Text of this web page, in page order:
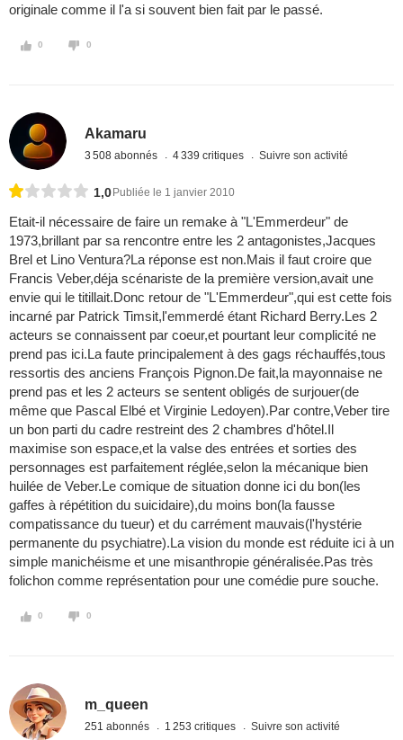
originale comme il l'a si souvent bien fait par le passé.
0 0
Akamaru
3 508 abonnés 4 339 critiques Suivre son activité
1,0 Publiée le 1 janvier 2010
Etait-il nécessaire de faire un remake à "L'Emmerdeur" de
1973,brillant par sa rencontre entre les 2 antagonistes,Jacques
Brel et Lino Ventura?La réponse est non.Mais il faut croire que
Francis Veber,déja scénariste de la première version,avait une
envie qui le titillait.Donc retour de "L'Emmerdeur",qui est cette fois
incarné par Patrick Timsit,l'emmerdé étant Richard Berry.Les 2
acteurs se connaissent par coeur,et pourtant leur complicité ne
prend pas ici.La faute principalement à des gags réchauffés,tous
ressortis des anciens François Pignon.De fait,la mayonnaise ne
prend pas et les 2 acteurs se sentent obligés de surjouer(de
même que Pascal Elbé et Virginie Ledoyen).Par contre,Veber tire
un bon parti du cadre restreint des 2 chambres d'hôtel.Il
maximise son espace,et la valse des entrées et sorties des
personnages est parfaitement réglée,selon la mécanique bien
huilée de Veber.Le comique de situation donne ici du bon(les
gaffes à répétition du suicidaire),du moins bon(la fausse
compatissance du tueur) et du carrément mauvais(l'hystérie
permanente du psychiatre).La vision du monde est réduite ici à un
simple manichéisme et une misanthropie généralisée.Pas très
folichon comme représentation pour une comédie pure souche.
0 0
m_queen
251 abonnés 1 253 critiques Suivre son activité